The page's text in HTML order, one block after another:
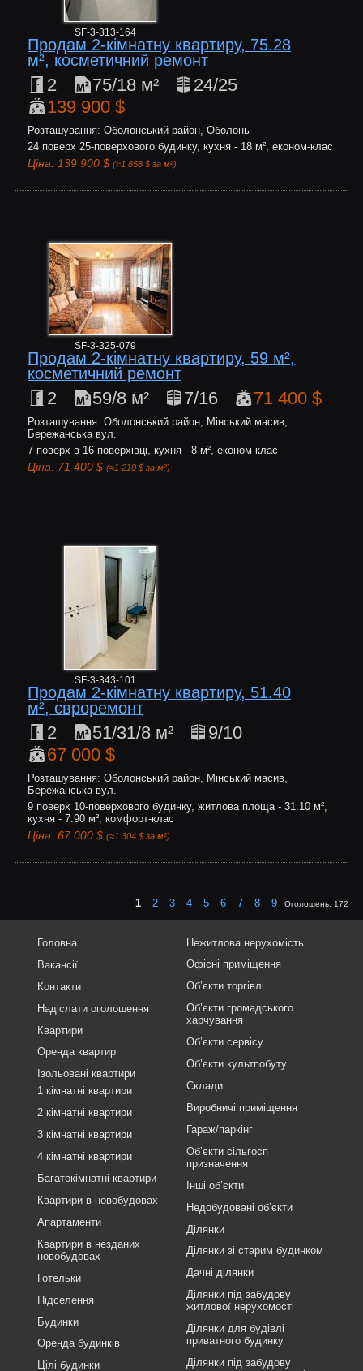
SF-3-313-164
Продам 2-кімнатну квартиру, 75.28
м², косметичний ремонт
2 75/18 м²
24/25
139 900 $
Розташування: Оболонський район, Оболонь
24 поверх 25-поверхового будинку, кухня - 18 м², економ-клас
Ціна: 139 900 $ (≈1 858 $ за м²)
SF-3-325-079
Продам 2-кімнатну квартиру, 59 м²,
косметичний ремонт
2 59/8 м² 7/16 71 400 $
Розташування: Оболонський район, Мінський масив,
Бережанська вул.
7 поверх в 16-поверхівці, кухня - 8 м², економ-клас
Ціна: 71 400 $ (≈1 210 $ за м²)
SF-3-343-101
Продам 2-кімнатну квартиру, 51.40
м², євроремонт
2 51/31/8 м²
9/10
67 000 $
Розташування: Оболонський район, Мінський масив,
Бережанська вул.
9 поверх 10-поверхового будинку, житлова площа - 31.10 м²,
кухня - 7.90 м², комфорт-клас
Ціна: 67 000 $ (≈1 304 $ за м²)
1 2 3 4 5 6 7 8 9 Оголошень: 172
Головна
Вакансії
Контакти
Надіслати оголошення
Квартири
Оренда квартир
Ізольовані квартири
1 кімнатні квартири
2 кімнатні квартири
3 кімнатні квартири
4 кімнатні квартири
Багатокімнатні квартири
Квартири в новобудовах
Апартаменти
Квартири в незданих
новобудовах
Готельки
Підселення
Будинки
Оренда будинків
Цілі будинки
Нежитлова нерухомість
Офісні приміщення
Об’єкти торгівлі
Об’єкти громадського
харчування
Об’єкти сервісу
Об’єкти культпобуту
Склади
Виробничі приміщення
Гараж/паркінг
Об’єкти сільгосп
призначення
Інші об’єкти
Недобудовані об’єкти
Ділянки
Ділянки зі старим будинком
Дачні ділянки
Ділянки під забудову
житлової нерухомості
Ділянки для будівлі
приватного будинку
Ділянки під забудову